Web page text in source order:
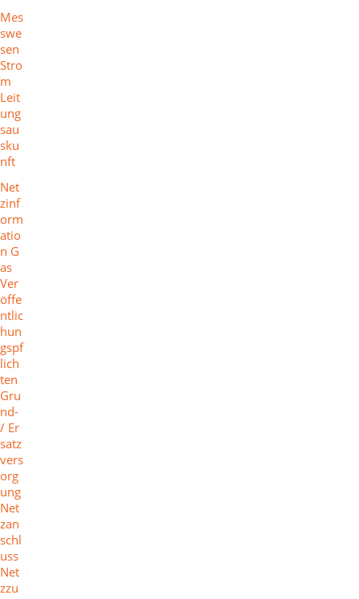
Mes
swe
sen
Stro
m
Leit
ung
sau
sku
nft
Net
zinf
orm
atio
n G
as
Ver
öffe
ntlic
hun
gspf
lich
ten
Gru
nd-
/ Er
satz
vers
org
ung
Net
zan
schl
uss
Net
zzu